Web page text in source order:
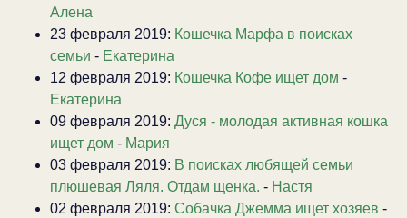
Алена
23 февраля 2019: Кошечка Марфа в поисках
семьи - Екатерина
12 февраля 2019: Кошечка Кофе ищет дом -
Екатерина
09 февраля 2019: Дуся - молодая активная кошка
ищет дом - Мария
03 февраля 2019: В поисках любящей семьи
плюшевая Ляля. Отдам щенка. - Настя
02 февраля 2019: Собачка Джемма ищет хозяев -